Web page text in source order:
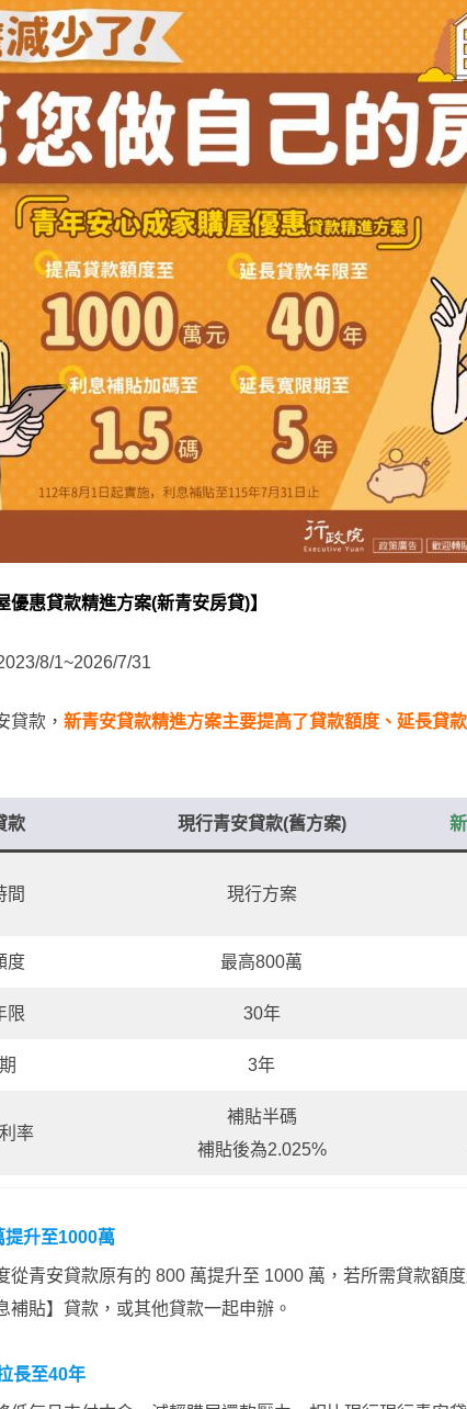
優惠貸款精進方案(新青安房貸)】
8/1~2026/7/31
貸款， 新青安貸款精進方案主要提高了貸款額度、延長貸
款 現行青安貸款(舊方案)
間 現行方案
度 最高800萬
限 30年
3年
率
補貼半碼
補貼後為2.025%
升至1000萬
從青安貸款原有的 800 萬提升至 1000 萬，若所需貸款額
補貼】貸款，或其他貸款一起申辦。
長至40年